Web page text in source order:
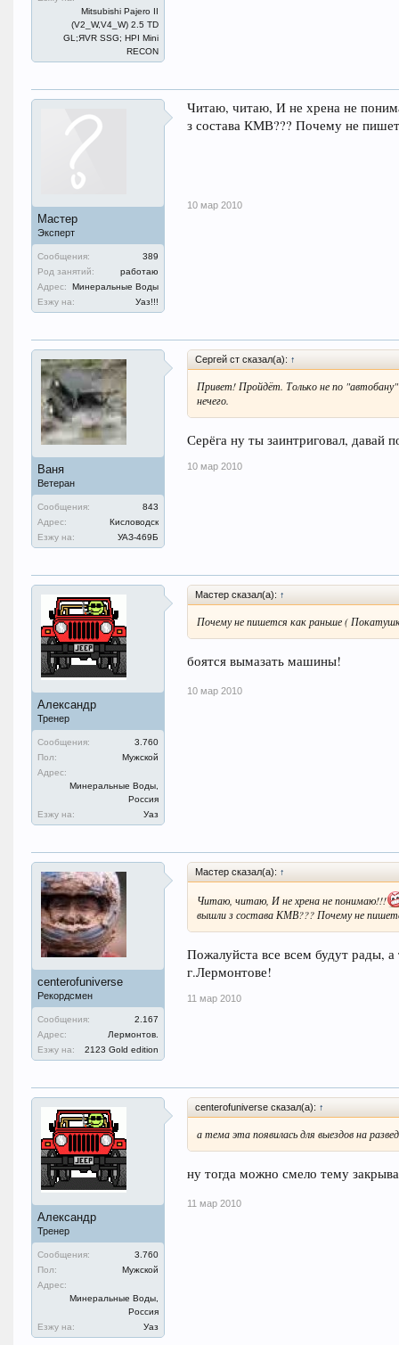
Mitsubishi Pajero II
(V2_W,V4_W) 2.5 TD
GL;ЯVR SSG; HPI Mini
RECON
Мастер
Эксперт
Сообщения:
389
Род занятий:
работаю
Адрес:
Минеральные Воды
Езжу на:
Уаз!!!
Читаю, читаю, И не хрена не
з состава КМВ??? Почему не
10 мар 2010
Ваня
Ветеран
Сообщения:
843
Адрес:
Кисловодск
Езжу на:
УАЗ-469Б
Сергей ст сказал(а): ↑
Привет! Пройдёт. Только не по "автобану"
нечего.
Серёга ну ты заинтриговал, давай
10 мар 2010
Александр
Тренер
Сообщения:
3.760
Пол:
Мужской
Адрес:
Минеральные Воды,
Россия
Езжу на:
Уаз
Мастер сказал(а): ↑
Почему не пишется как раньше (
боятся вымазать машины!
10 мар 2010
centerofuniverse
Рекордсмен
Сообщения:
2.167
Адрес:
Лермонтов.
Езжу на:
2123 Gold edition
Мастер сказал(а): ↑
Читаю, читаю, И не хрена не понимаю!!!
вышли з состава КМВ??? Почему не
Пожалуйста все всем будут рады, а
г.Лермонтове!
11 мар 2010
Александр
Тренер
Сообщения:
3.760
Пол:
Мужской
Адрес:
Минеральные Воды,
Россия
Езжу на:
Уаз
centerofuniverse сказал(а): ↑
а тема эта появилась для выездов на
ну тогда можно смело тему
11 мар 2010